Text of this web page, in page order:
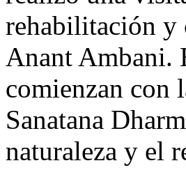
rehabilitación y
Anant Ambani.
comienzan con
Sanatana
naturaleza y el